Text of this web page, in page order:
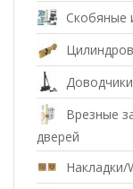
Скобяные
Врезные
дверей
Накладки/